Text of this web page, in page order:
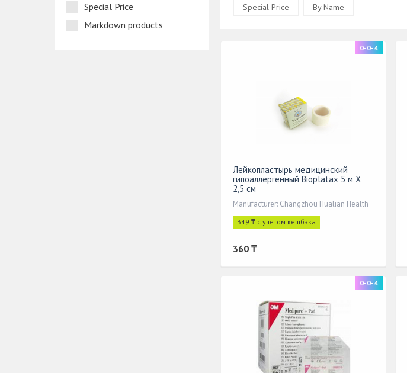
Special Price
Markdown products
Special Price By Name
0-0-4
Лейкопластырь медицинский
гипоаллергенный Bioplatax 5 м Х
2,5 см
Manufacturer: Changzhou Hualian Health
349 ₸ с учётом кешбэка
360 ₸
0-0-4